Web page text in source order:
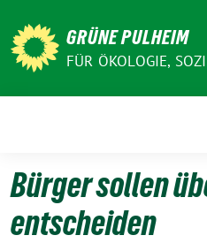
zum
Inhalt
GRÜNE PULHEIM
FÜR ÖKOLOGIE,
Bürger sollen
entscheiden